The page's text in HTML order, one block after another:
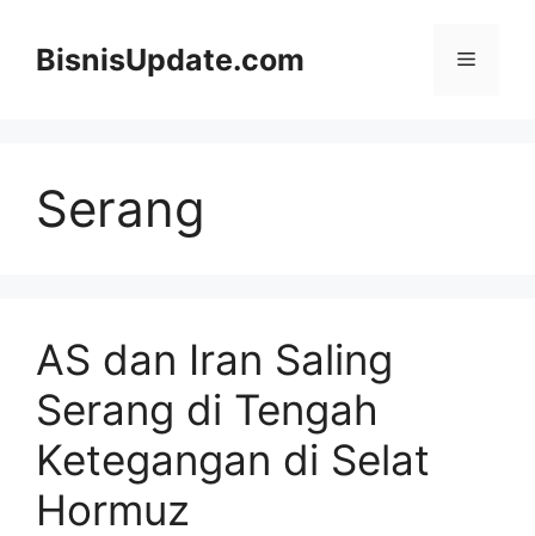
BisnisUpdate.com Menu
Serang
AS dan Iran Saling
Serang di Tengah
Ketegangan di Selat
Hormuz